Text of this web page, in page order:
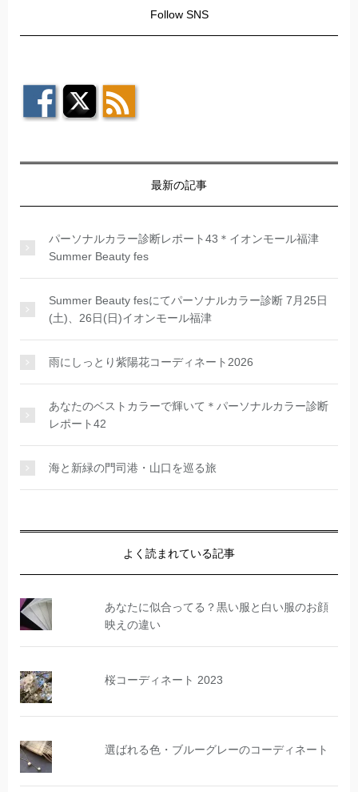
Follow SNS
最新の記事
パーソナルカラー診断レポート43＊イオンモール福津
Summer Beauty fes
Summer Beauty fesにてパーソナルカラー診断 7月25日
(土)、26日(日)イオンモール福津
雨にしっとり紫陽花コーディネート2026
あなたのベストカラーで輝いて＊パーソナルカラー診断
レポート42
海と新緑の門司港・山口を巡る旅
よく読まれている記事
あなたに似合ってる？黒い服と白い服のお顔
映えの違い
桜コーディネート 2023
選ばれる色・ブルーグレーのコーディネート